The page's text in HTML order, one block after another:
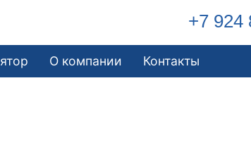
+7 924
О компании Контакты